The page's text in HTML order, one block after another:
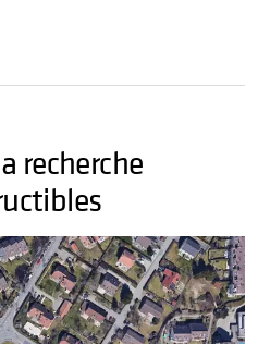
recherche